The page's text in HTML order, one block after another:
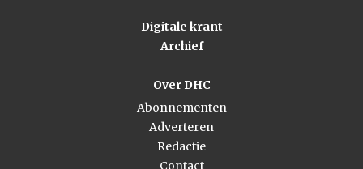
Digitale krant
Archief
Over DHC
Abonnementen
Adverteren
Redactie
Contact